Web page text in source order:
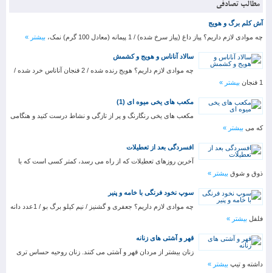
مطالب تصادفی
آش کلم برگ و هویج
چه موادی لازم داریم؟ پیاز داغ (پیاز سرخ شده) / 1 پیمانه (معادل 100 گرم) نمک،
بیشتر »
سالاد آناناس و هویج و کشمش
چه موادی لازم داریم؟ هویج رنده شده / 2 فنجان آناناس خرد شده /
1 فنجان
بیشتر »
مکعب های یخی میوه ای (1)
مکعب های یخی رنگارنگ و پر از تازگی و نشاط درست کنید و هنگامی
که می بیشتر »
افسردگی بعد از تعطیلات
آخرین روزهای تعطیلات که از راه می رسد، کمتر کسی است که با
ذوق و شوق بیشتر »
سوپ نخود فرنگی با خامه و پنیر
چه موادی لازم داریم؟ جعفری و گشنیز / نیم کیلو برگ بو / 1عدد دانه
فلفل بیشتر »
قهر و آشتی های زنانه
زنان بیشتر از مردان قهر و آشتی می کنند. زنان روحیه حساس تری
داشته و تیپ بیشتر »